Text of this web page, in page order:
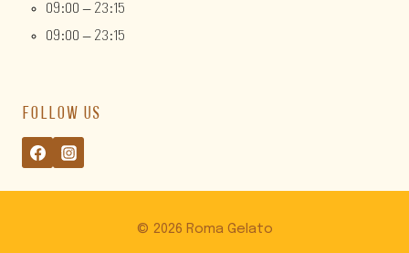
09:00 – 23:15
09:00 – 23:15
FOLLOW US
© 2026 Roma Gelato